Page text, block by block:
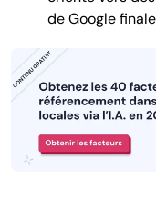
de Google